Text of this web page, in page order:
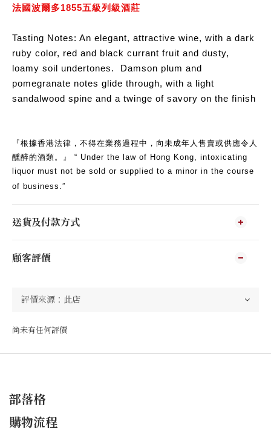
法國波爾多1855五級列級酒莊
Tasting Notes: An elegant, attractive wine, with a dark
ruby color, red and black currant fruit and dusty,
loamy soil undertones. Damson plum and
pomegranate notes glide through, with a light
sandalwood spine and a twinge of savory on the finish
『根據香港法律，不得在業務過程中，向未成年人售賣或供應令人
醺醉的酒類。』 “ Under the law of Hong Kong, intoxicating
liquor must not be sold or supplied to a minor in the course
of business.”
送貨及付款方式
顧客評價
尚未有任何評價
部落格
購物流程